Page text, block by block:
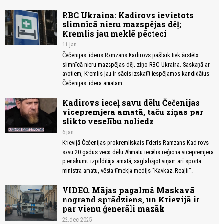
RBC Ukraina: Kadirovs ievietots
slimnīcā nieru mazspējas dēļ;
Kremlis jau meklē pēcteci
11.jan
Čečenijas līderis Ramzans Kadirovs pašlaik tiek ārstēts
slimnīcā nieru mazspējas dēļ, ziņo RBC Ukraina. Saskaņā ar
avotiem, Kremlis jau ir sācis izskatīt iespējamos kandidātus
Čečenijas līdera amatam.
Kadirovs ieceļ savu dēlu Čečenijas
vicepremjera amatā, taču ziņas par
slikto veselību noliedz
6.jan
Krievijā Čečenijas prokremliskais līderis Ramzans Kadirovs
savu 20 gadus veco dēlu Ahmatu iecēlis reģiona vicepremjera
pienākumu izpildītāja amatā, saglabājot viņam arī sporta
ministra amatu, vēsta tīmekļa medijs "Kavkaz. Reaļii".
VIDEO. Mājas pagalmā Maskavā
nogrand sprādziens, un Krievijā ir
par vienu ģenerāli mazāk
22.dec 2025